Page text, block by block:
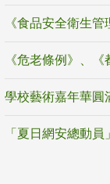
《食品安全衛生
《危老條例》、
「夏日網安總動